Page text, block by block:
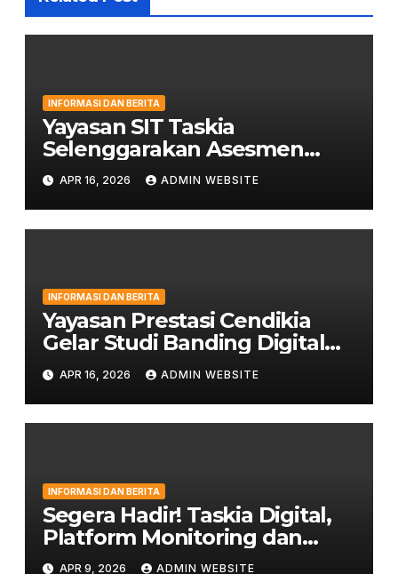
INFORMASI DAN BERITA
Yayasan SIT Taskia
Selenggarakan Asesmen
Kepemimpinan untuk
Penguatan Mutu Pendidikan
APR 16, 2026 ADMIN WEBSITE
INFORMASI DAN BERITA
Yayasan Prestasi Cendikia
Gelar Studi Banding Digital
Classroom ke LPIT Thariq bin
Ziyad
APR 16, 2026 ADMIN WEBSITE
INFORMASI DAN BERITA
Segera Hadir! Taskia Digital,
Platform Monitoring dan
Penghubung Orang Tua
APR 9, 2026 ADMIN WEBSITE